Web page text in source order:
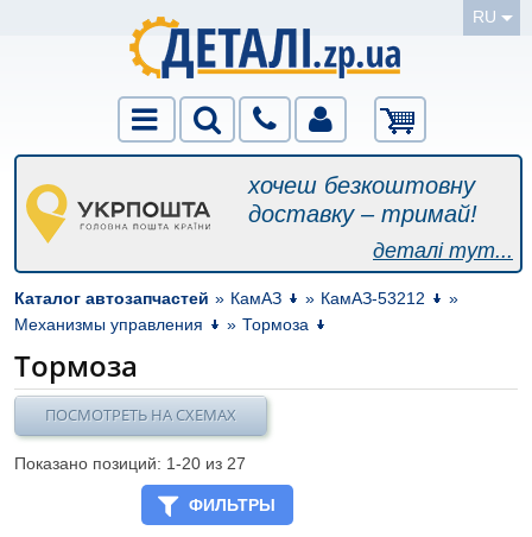
RU
хочеш безкоштовну
доставку – тримай!
деталі тут...
Каталог автозапчастей » КамАЗ » КамАЗ-53212
»
Механизмы управления
» Тормоза
Тормоза
ПОСМОТРЕТЬ НА СХЕМАХ
Показано позиций: 1-20 из 27
ФИЛЬТРЫ